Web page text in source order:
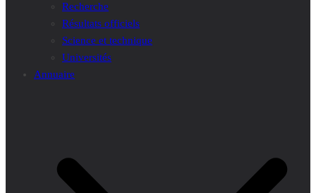
Recherche
Résultats officiels
Science et technique
Universités
Annuaire